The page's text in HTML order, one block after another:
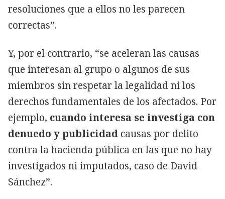
resoluciones que a ellos no les parecen
correctas”.
Y, por el contrario, “se aceleran las causas
que interesan al grupo o algunos de sus
miembros sin respetar la legalidad ni los
derechos fundamentales de los afectados. Por
ejemplo, cuando interesa se investiga con
denuedo y publicidad causas por delito
contra la hacienda pública en las que no hay
investigados ni imputados, caso de David
Sánchez”.